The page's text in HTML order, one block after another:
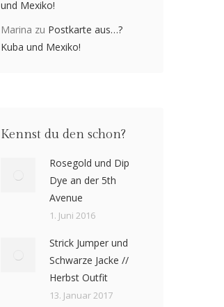
und Mexiko!
Marina zu Postkarte aus…?
Kuba und Mexiko!
Kennst du den schon?
Rosegold und Dip
Dye an der 5th
Avenue
1. Juni 2016
Strick Jumper und
Schwarze Jacke //
Herbst Outfit
13. Januar 2017